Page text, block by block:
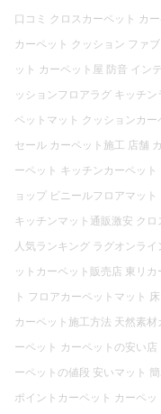
口コミ クロスカーペット カ
カーペット クッション ファ
ット カーペット屋 防音 イン
ッションフロアラグ キッチ
ペットマット クッションカ
セール カーペット施工 店舗
ーペット キッチンカーペッ
ョップ ビニールフロアマッ
キッチンマット通販激安 ク
人気ランキング ラグオンラ
ットカーペット販売店 東リ
ト フロアカーペットマット
カーペット施工方法 天然素
ーペット カーペットの安い
ーペットの値段 安いマット
ポイントカーペット カーペ